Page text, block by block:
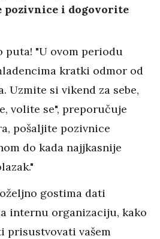
pozivnice i dogovorite
puta! "U ovom periodu
kratki odmor od
Uzmite si vikend za sebe,
volite se", preporučuje
pošaljite pozivnice
do kada najjkasnije
gostima dati
internu organizaciju, kako
prisustvovati vašem